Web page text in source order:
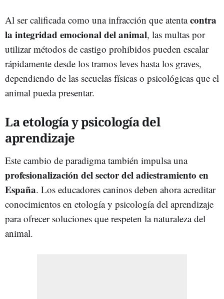
Al ser calificada como una infracción que atentacontra
la integridad emocional del animal, las multas por
utilizar métodos de castigo prohibidos pueden escalar
rápidamente desde los tramos leves hasta los graves,
dependiendo de las secuelas físicas o psicológicas que el
animal pueda presentar.
La etología y psicología del
aprendizaje
Este cambio de paradigma también impulsa una
profesionalización del sector del adiestramiento en
España. Los educadores caninos deben ahora acreditar
conocimientos en etología y psicología del aprendizaje
para ofrecer soluciones que respeten la naturaleza del
animal.